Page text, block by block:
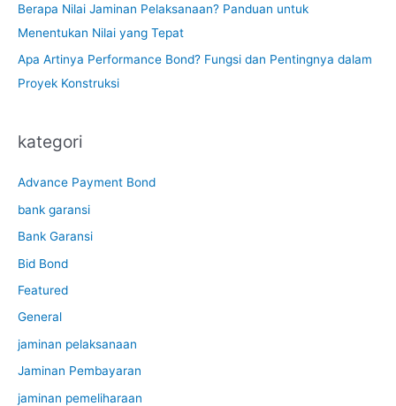
Berapa Nilai Jaminan Pelaksanaan? Panduan untuk
Menentukan Nilai yang Tepat
Apa Artinya Performance Bond? Fungsi dan Pentingnya dalam
Proyek Konstruksi
kategori
Advance Payment Bond
bank garansi
Bank Garansi
Bid Bond
Featured
General
jaminan pelaksanaan
Jaminan Pembayaran
jaminan pemeliharaan